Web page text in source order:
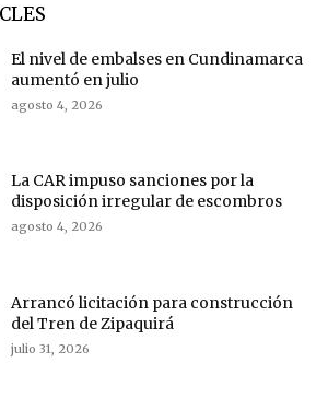
El nivel de embalses en Cundinamarca
aumentó en julio
agosto 4, 2026
La CAR impuso sanciones por la
disposición irregular de escombros
agosto 4, 2026
Arrancó licitación para construcción
del Tren de Zipaquirá
julio 31, 2026